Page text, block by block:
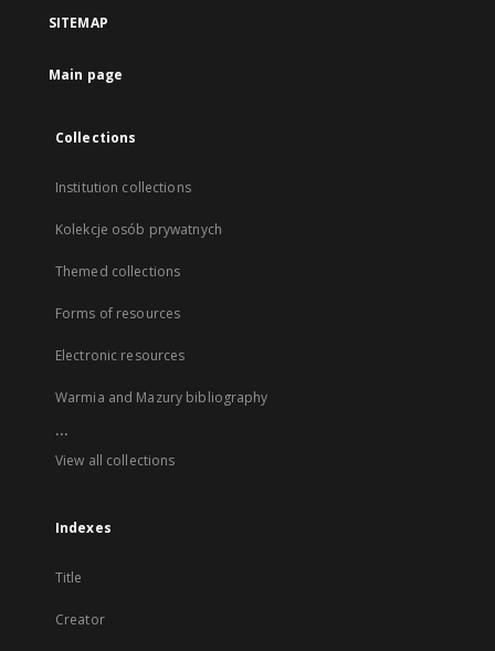
SITEMAP
Main page
Collections
Institution collections
Kolekcje osób prywatnych
Themed collections
Forms of resources
Electronic resources
Warmia and Mazury bibliography
...
View all collections
Indexes
Title
Creator